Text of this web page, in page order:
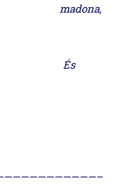
madona,
És